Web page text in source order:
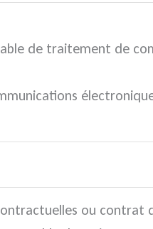
de traitement de
ou contrat